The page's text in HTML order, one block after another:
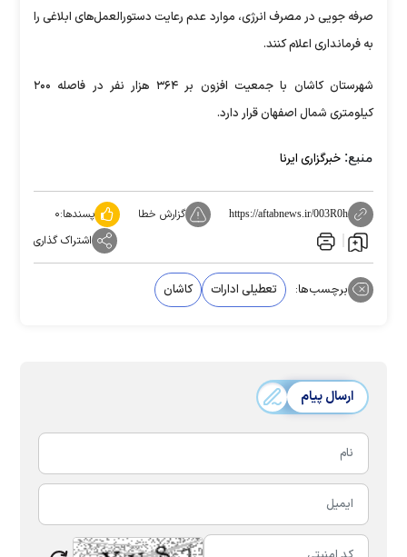
صرفه جویی در مصرف انرژی، موارد عدم رعایت دستورالعمل‌های ابلاغی را
به فرمانداری اعلام کنند.
شهرستان کاشان با جمعیت افزون بر ۳۶۴ هزار نفر در فاصله ۲۰۰
کیلومتری شمال اصفهان قرار دارد.
منبع: خبرگزاری ایرنا
https://aftabnews.ir/003R0h گزارش خطا پسندها:۰
اشتراک گذاری
برچسب‌ها: تعطیلی ادارات کاشان
ارسال پیام